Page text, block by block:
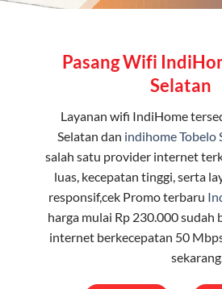
Pasang Wifi
Selatan
Layanan wifi IndiHome
Selatan dan indihome Tobelo
salah satu provider internet
luas, kecepatan tinggi, serta
responsif,cek Promo terbaru
harga mulai Rp 230.000 sudah
internet berkecepatan 50